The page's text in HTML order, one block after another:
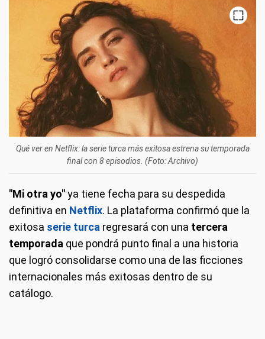
Qué ver en Netflix: la serie turca más exitosa estrena su temporada
final con 8 episodios. (Foto: Archivo)
"Mi otra yo"ya tiene fecha para su despedida
definitiva en Netflix. La plataforma confirmó que la
exitosa serie turca regresará con una tercera
temporada que pondrá punto final a una historia
que logró consolidarse como una de las ficciones
internacionales más exitosas dentro de su
catálogo.